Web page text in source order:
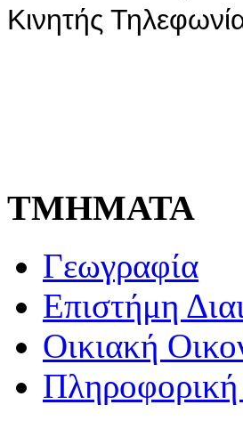
Κινητής
ΤΜΗΜΑΤΑ
Γεωγραφία
Επιστήμη
Οικιακή